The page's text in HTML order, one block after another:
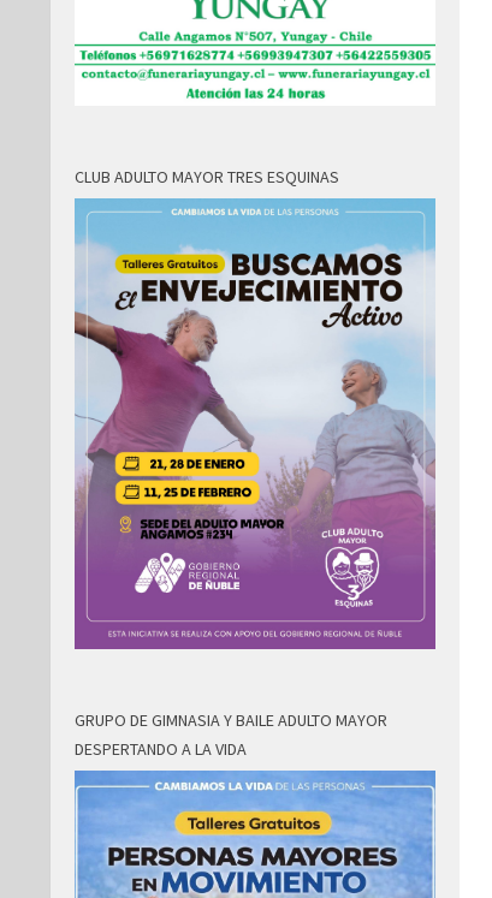
CLUB ADULTO MAYOR TRES ESQUINAS
GRUPO DE GIMNASIA Y BAILE ADULTO MAYOR
DESPERTANDO A LA VIDA